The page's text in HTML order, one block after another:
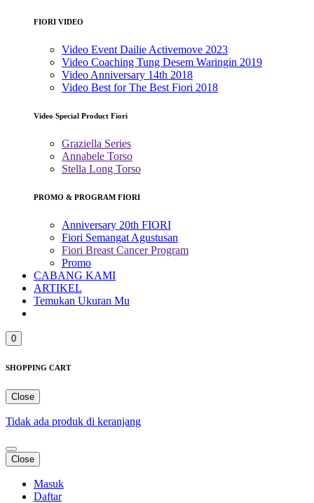
FIORI VIDEO
Video Event Dailie Activemove 2023
Video Coaching Tung Desem Waringin 2019
Video Anniversary 14th 2018
Video Best for The Best Fiori 2018
Video Special Product Fiori
Graziella Series
Annabele Torso
Stella Long Torso
PROMO & PROGRAM FIORI
Anniversary 20th FIORI
Fiori Semangat Agustusan
Fiori Breast Cancer Program
Promo
CABANG KAMI
ARTIKEL
Temukan Ukuran Mu
0
SHOPPING CART
Close
Tidak ada produk di keranjang
Close
Masuk
Daftar